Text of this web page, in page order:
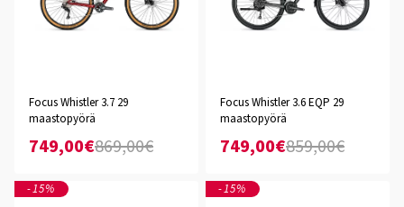
Focus Whistler 3.7 29
maastopyörä
749,00€869,00€
Focus Whistler 3.6 EQP 29
maastopyörä
749,00€859,00€
-15% -15%